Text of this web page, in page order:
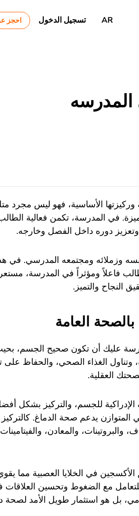
AR تسجيل الدخول احجز
وركيزتها الأساسية، فهو ليس مجرد
في المدرسة، تكمن فعالية
وتعزيز دوره داخل الفصل وخارجه.
وزملائه ومجتمعه المدرسي. في
فاعلاً ومؤثراً في المدرسة،
النجاح والتميز.
بالصحة العامة
عليك أن تكون صحيح الجسم،
وتناول الغذاء الصحي، والحفاظ
العقلية.
للجسم، والتركيز بشكل
المتوازن يدعم صحة الدماغ.
والبروتينات، والمعادن،
في الخلايا العصبية مما
مع الضغوط وتحسين
بل هو استثمار طويل الأمد